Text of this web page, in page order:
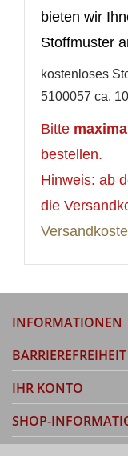
bieten wir
Stoffmuster
kostenloses
5100057 ca.
Bitte
bestellen.
Hinweis: ab
die
INFORMATIONEN
BARRIEREFREIHEIT
IHR KONTO
SHOP-